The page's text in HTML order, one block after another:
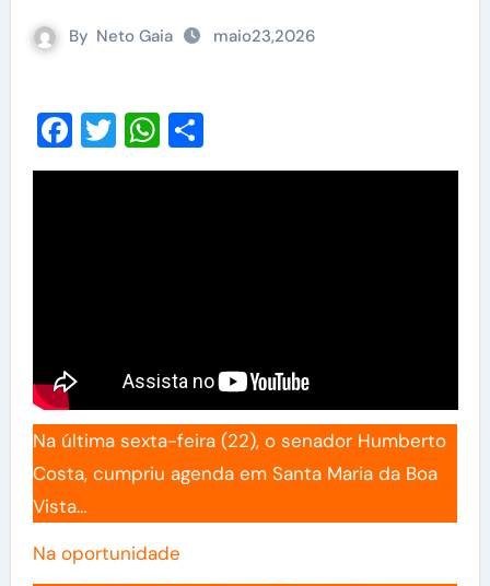
By Neto Gaia maio23,2026
Facebook
TwitterWhatsApp
Share
Na última sexta-feira (22), o senador Humberto
Costa, cumpriu agenda em Santa Maria da Boa
Vista…
Na oportunidade